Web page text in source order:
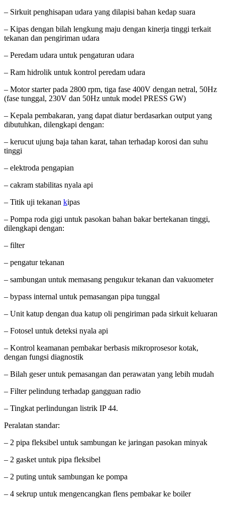
– Sirkuit penghisapan udara yang dilapisi bahan kedap suara
– Kipas dengan bilah lengkung maju dengan kinerja tinggi terkait
tekanan dan pengiriman udara
– Peredam udara untuk pengaturan udara
– Ram hidrolik untuk kontrol peredam udara
– Motor starter pada 2800 rpm, tiga fase 400V dengan netral, 50Hz
(fase tunggal, 230V dan 50Hz untuk model PRESS GW)
– Kepala pembakaran, yang dapat diatur berdasarkan output yang
dibutuhkan, dilengkapi dengan:
– kerucut ujung baja tahan karat, tahan terhadap korosi dan suhu
tinggi
– elektroda pengapian
– cakram stabilitas nyala api
– Titik uji tekanan kipas
– Pompa roda gigi untuk pasokan bahan bakar bertekanan tinggi,
dilengkapi dengan:
– filter
– pengatur tekanan
– sambungan untuk memasang pengukur tekanan dan vakuometer
– bypass internal untuk pemasangan pipa tunggal
– Unit katup dengan dua katup oli pengiriman pada sirkuit keluaran
– Fotosel untuk deteksi nyala api
– Kontrol keamanan pembakar berbasis mikroprosesor kotak,
dengan fungsi diagnostik
– Bilah geser untuk pemasangan dan perawatan yang lebih mudah
– Filter pelindung terhadap gangguan radio
– Tingkat perlindungan listrik IP 44.
Peralatan standar:
– 2 pipa fleksibel untuk sambungan ke jaringan pasokan minyak
– 2 gasket untuk pipa fleksibel
– 2 puting untuk sambungan ke pompa
– 4 sekrup untuk mengencangkan flens pembakar ke boiler